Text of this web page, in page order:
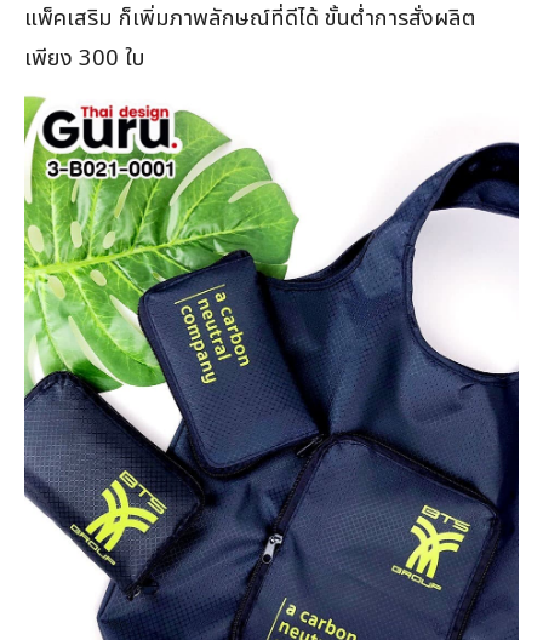
แพ็คเสริม ก็เพิ่มภาพลักษณ์ที่ดีได้ ขั้นต่ำการสั่งผลิต
เพียง 300 ใบ